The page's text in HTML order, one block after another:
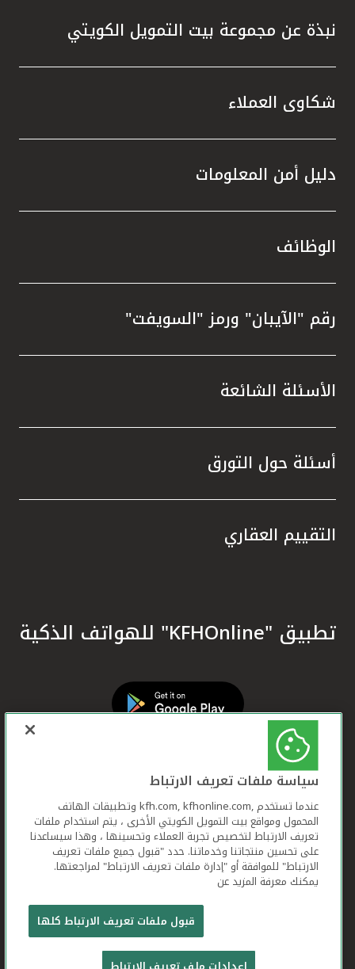
نبذة عن مجموعة بيت التمويل الكويتي
شكاوى العملاء
دليل أمن المعلومات
الوظائف
رقم "الآيبان" ورمز "السويفت"
الأسئلة الشائعة
أسئلة حول التورق
التقييم العقاري
تطبيق "KFHOnline" للهواتف الذكية
بيت التمويل الكويتي جميع الحقوق محفوظة © 2026
شروط وأحكام استخدام الموقع الإلكتروني
سياسة ملفات تعريف الارتباط
عندما تستخدم ,kfh.com, kfhonline.com وتطبيقات الهاتف
المحمول ومواقع بيت التمويل الكويتي الأخرى ، يتم استخدام ملفات
تعريف الارتباط لتخصيص تجربة العملاء وتحسينها ، وهذا سيساعدنا
على تحسين منتجاتنا وخدماتنا. حدد "قبول جميع ملفات تعريف
الارتباط" للموافقة أو "إدارة ملفات تعريف الارتباط" لمراجعتها.
يمكنك معرفة المزيد عن
قبول ملفات تعريف الارتباط كلها